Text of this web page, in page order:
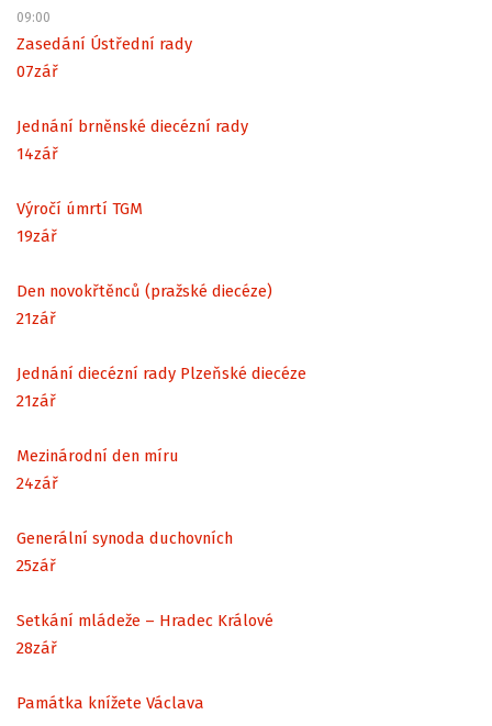
09:00
Zasedání Ústřední rady
07zář
Jednání brněnské diecézní rady
14zář
Výročí úmrtí TGM
19zář
Den novokřtěnců (pražské diecéze)
21zář
Jednání diecézní rady Plzeňské diecéze
21zář
Mezinárodní den míru
24zář
Generální synoda duchovních
25zář
Setkání mládeže – Hradec Králové
28zář
Památka knížete Václava